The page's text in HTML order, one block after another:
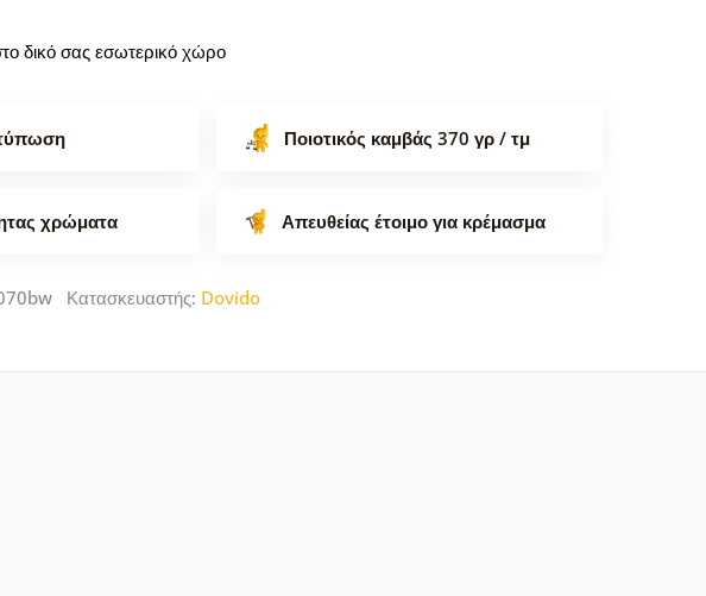
δικό σας εσωτερικό χώρο
Ποιοτικός καμβάς 370 γρ / τμ
χρώματα Απευθείας έτοιμο για κρέμασμα
Κατασκευαστής: Dovido